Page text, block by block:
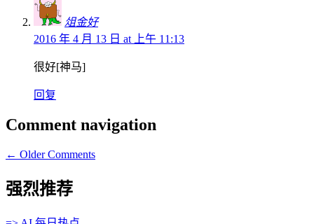
俎金好
2016 年 4 月 13 日 at 上午 11:13
很好[神马]
回复
Comment navigation
← Older Comments
强烈推荐